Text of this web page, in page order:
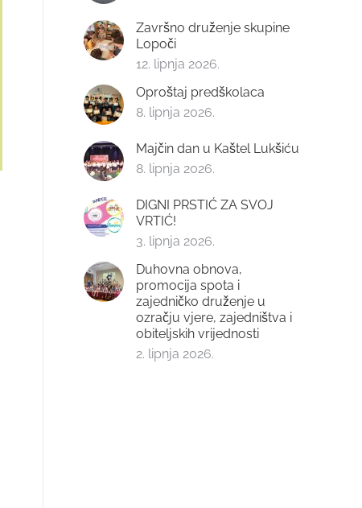
Završno druženje skupine
Lopoči
12. lipnja 2026.
Oproštaj predškolaca
8. lipnja 2026.
Majčin dan u Kaštel Lukšiću
8. lipnja 2026.
DIGNI PRSTIĆ ZA SVOJ
VRTIĆ!
3. lipnja 2026.
Duhovna obnova,
promocija spota i
zajedničko druženje u
ozračju vjere, zajedništva i
obiteljskih vrijednosti
2. lipnja 2026.